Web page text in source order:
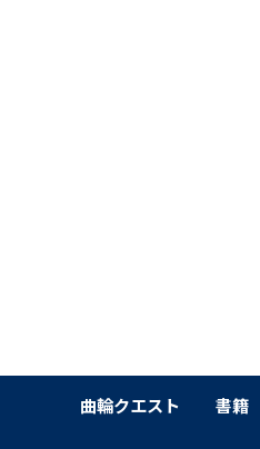
曲輪クエスト 書籍